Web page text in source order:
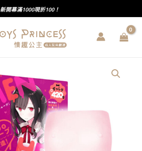
新開幕滿1000現折100！